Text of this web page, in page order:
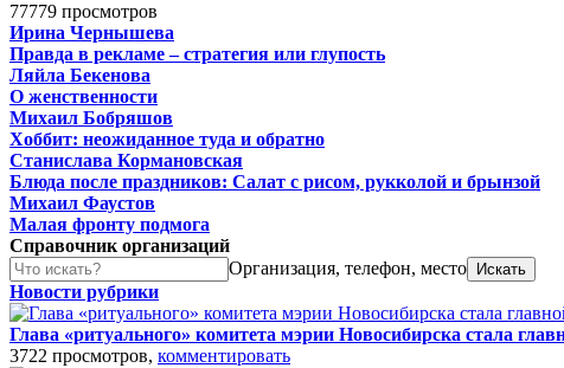
77779 просмотров
Ирина Чернышева
Правда в рекламе – стратегия или глупость
Ляйла Бекенова
О женственности
Михаил Бобряшов
Хоббит: неожиданное туда и обратно
Станислава Кормановская
Блюда после праздников: Салат с рисом, рукколой и брынзой
Михаил Фаустов
Малая фронту подмога
Справочник организаций
Организация, телефон, место
Новости рубрики
Глава «ритуального» комитета мэрии Новосибирска стала
3722 просмотров, комментировать